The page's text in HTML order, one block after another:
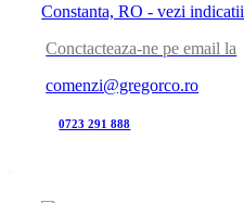
Constanta, RO - vezi indicatii
Conctacteaza-ne pe email la
comenzi@gregorco.ro
0723 291 888